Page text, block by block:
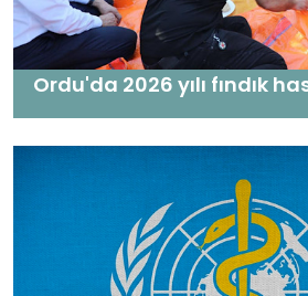
Ordu'da 2026 yılı fındık